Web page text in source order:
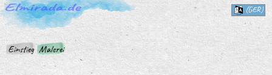
Einstieg Malerei
(GER)